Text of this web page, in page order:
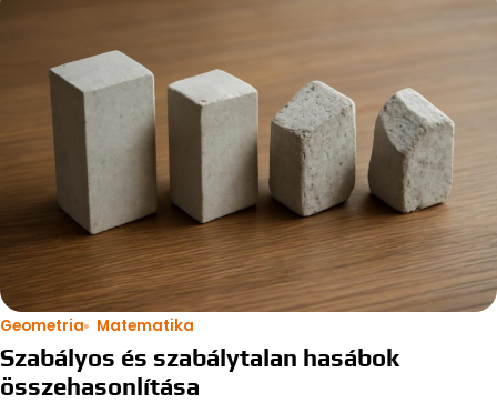
Geometria Matematika
Szabályos és szabálytalan hasábok
összehasonlítása